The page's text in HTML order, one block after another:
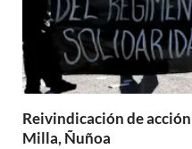
Reivindicación de
Milla, Ñuñoa